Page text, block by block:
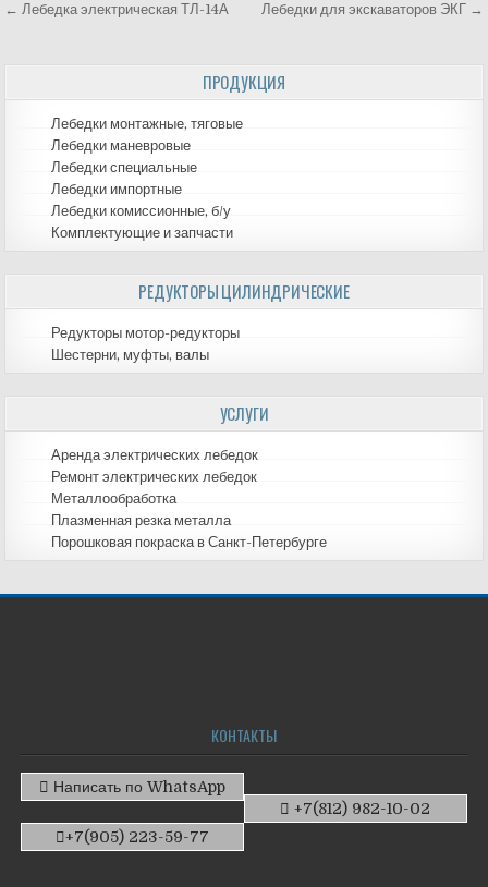
ПРОДУКЦИЯ
Лебедки монтажные, тяговые
Лебедки маневровые
Лебедки специальные
Лебедки импортные
Лебедки комиссионные, б/у
Комплектующие и запчасти
РЕДУКТОРЫ ЦИЛИНДРИЧЕСКИЕ
Редукторы мотор-редукторы
Шестерни, муфты, валы
УСЛУГИ
Аренда электрических лебедок
Ремонт электрических лебедок
Металлообработка
Плазменная резка металла
Порошковая покраска в Санкт-Петербурге
Навигация
по
записям
← Лебедка электрическая ТЛ-14А Лебедки для экскаваторов ЭКГ →
КОНТАКТЫ
Написать по WhatsApp
+7(812) 982-10-02
+7(905) 223-59-77